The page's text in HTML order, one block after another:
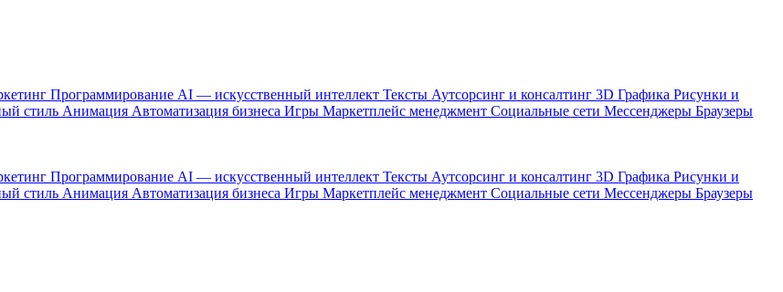
Программирование AI — искусственный интеллект Тексты Аутсорсинг и консалтинг 3D Графика Рисунки и
стиль Анимация Автоматизация бизнеса Игры Маркетплейс менеджмент Социальные сети Мессенджеры Браузеры
Программирование AI — искусственный интеллект Тексты Аутсорсинг и консалтинг 3D Графика Рисунки и
стиль Анимация Автоматизация бизнеса Игры Маркетплейс менеджмент Социальные сети Мессенджеры Браузеры